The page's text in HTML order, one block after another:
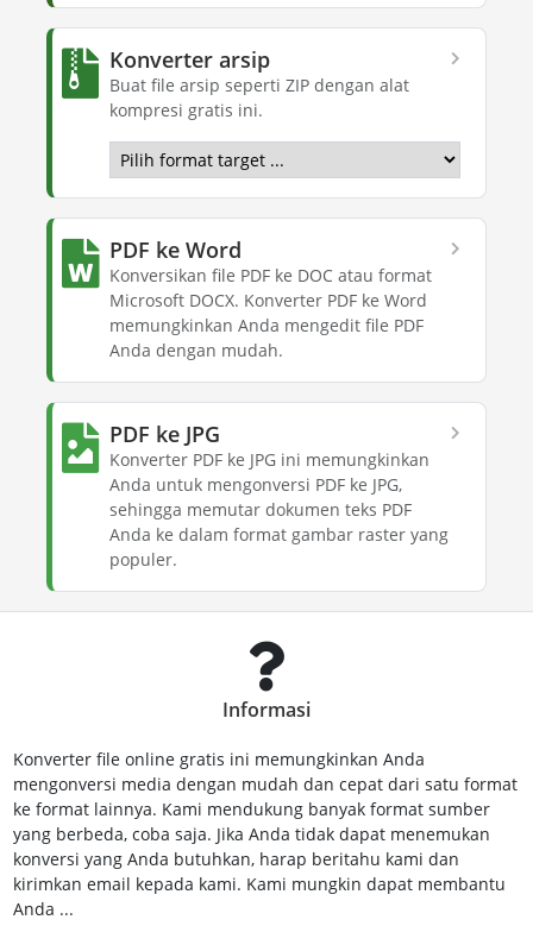
Konverter arsip
Buat file arsip seperti ZIP dengan alat
kompresi gratis ini.
PDF ke Word
Konversikan file PDF ke DOC atau format
Microsoft DOCX. Konverter PDF ke Word
memungkinkan Anda mengedit file PDF
Anda dengan mudah.
PDF ke JPG
Konverter PDF ke JPG ini memungkinkan
Anda untuk mengonversi PDF ke JPG,
sehingga memutar dokumen teks PDF
Anda ke dalam format gambar raster yang
populer.
Informasi
Konverter file online gratis ini memungkinkan Anda
mengonversi media dengan mudah dan cepat dari satu format
ke format lainnya. Kami mendukung banyak format sumber
yang berbeda, coba saja. Jika Anda tidak dapat menemukan
konversi yang Anda butuhkan, harap beritahu kami dan
kirimkan email kepada kami. Kami mungkin dapat membantu
Anda ...